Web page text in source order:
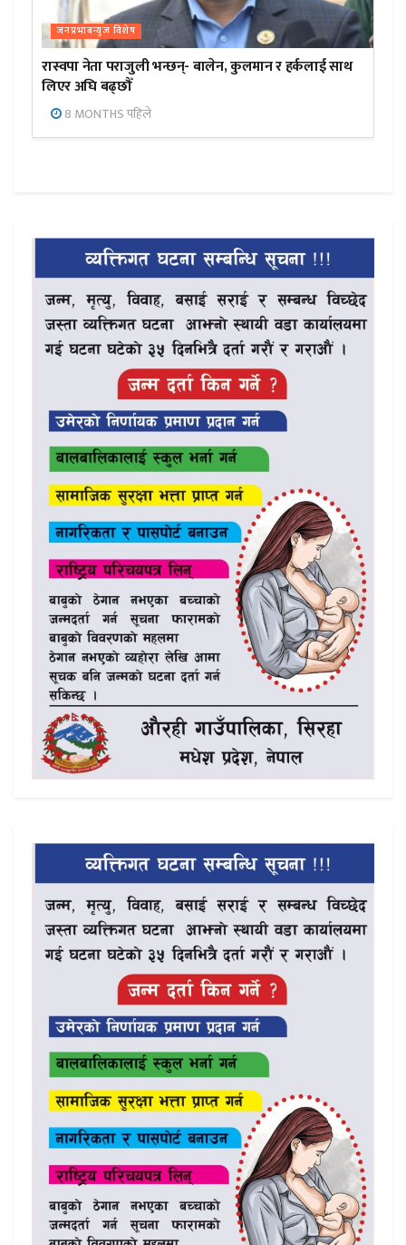
जनप्रभाबन्युज विशेष
रास्वपा नेता पराजुली भन्छन्- बालेन, कुलमान र हर्कलाई साथ
लिएर अघि बढ्छौँ
8 MONTHS पहिले